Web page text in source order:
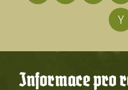
Y
Informace pro